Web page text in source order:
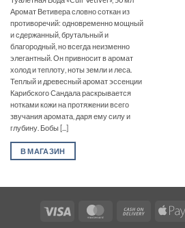
Аромат Ветивера словно соткан из
противоречий: одновременно мощный
и сдержанный, брутальный и
благородный, но всегда неизменно
элегантный. Он привносит в аромат
холод и теплоту, ноты земли и леса.
Теплый и древесный аромат эссенции
Карибского Сандала раскрывается
нотками кожи на протяжении всего
звучания аромата, даря ему силу и
глубину. Бобы [...]
В МАГАЗИН
Visa MasterCardCash